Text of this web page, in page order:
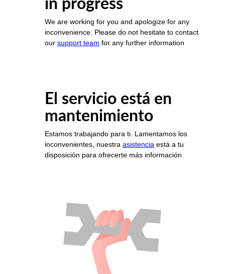
in progress
We are working for you and apologize for any
inconvenience. Please do not hesitate to contact
our support team for any further information
El servicio está en
mantenimiento
Estamos trabajando para ti. Lamentamos los
inconvenientes, nuestra asistencia está a tu
disposición para ofrecerte más información